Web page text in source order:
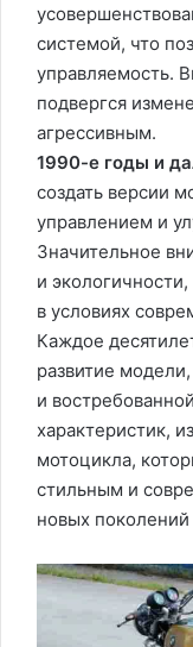
системой, что
управляемость.
подвергся
агрессивным.
1990-е годы и
создать версии
управлением и
Значительное
и
в условиях
Каждое
развитие
и
характеристик,
мотоцикла,
стильным и
новых поколений